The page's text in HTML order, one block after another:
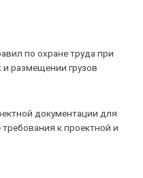
по охране труда при
и размещении грузов
документации для
к проектной и